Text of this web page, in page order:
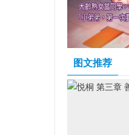
图文推荐